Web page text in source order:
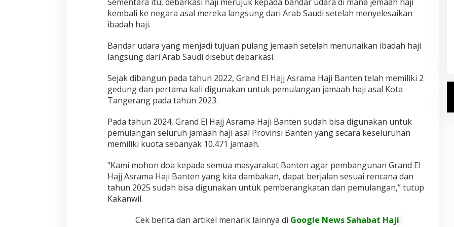
D
a
r
s
i
p
d
a
T
a
u
n
2
0
kembali ke negara asal mereka langsung dari Arab Saudi setelah menyelesaikan
ibadah haji.
Bandar udara yang menjadi tujuan pulang jemaah setelah menunaikan ibadah haji
langsung dari Arab Saudi disebut debarkasi.
Sejak dibangun pada tahun 2022, Grand El Hajj Asrama Haji Banten telah memiliki 2
gedung dan pertama kali digunakan untuk pemulangan jamaah haji asal Kota
Tangerang pada tahun 2023.
Pada tahun 2024, Grand El Hajj Asrama Haji Banten sudah bisa digunakan untuk
pemulangan seluruh jamaah haji asal Provinsi Banten yang secara keseluruhan
memiliki kuota sebanyak 10.471 jamaah.
“Kami mohon doa kepada semua masyarakat Banten agar pembangunan Grand El
Hajj Asrama Haji Banten yang kita dambakan, dapat berjalan sesuai rencana dan
tahun 2025 sudah bisa digunakan untuk pemberangkatan dan pemulangan,” tutup
Kakanwil.
Cek berita dan artikel menarik lainnya di Google News Sahabat Haji
Di Haji | Senin, 20 Juli 2026